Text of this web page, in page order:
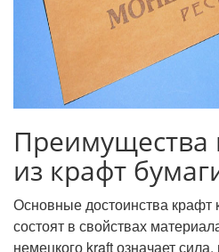
Преимущества
из крафт
Основные достоинства крафт
состоят в свойствах
немецкого kraft означает сила,